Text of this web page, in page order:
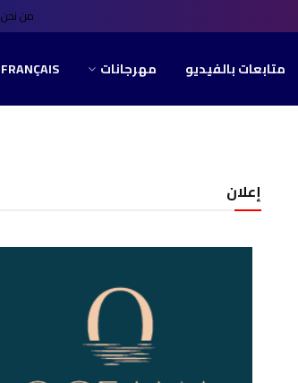
من نحن
متابعات بالفيديو مهرجانات FRANÇAIS
إعلان